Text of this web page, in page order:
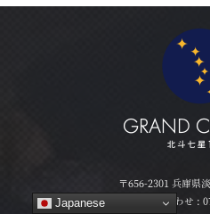
〒656-2301 兵庫県
お問い合わせ :
Japanese
Japanese